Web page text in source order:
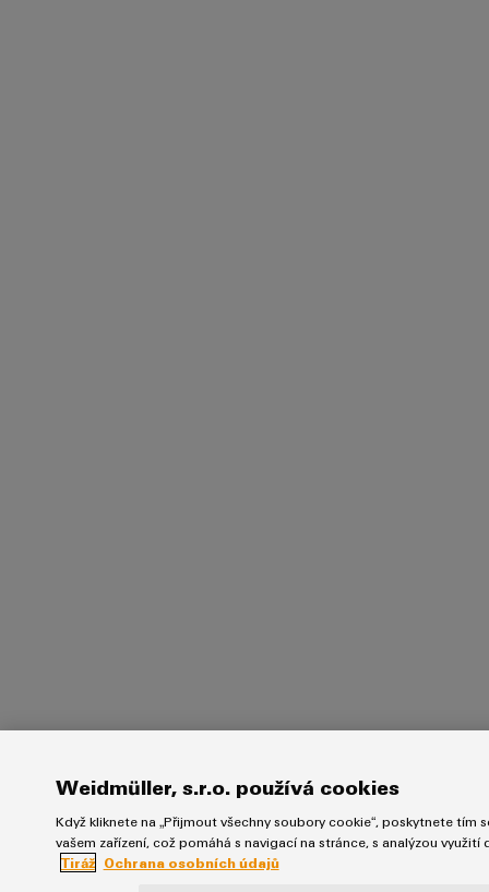
Weidmüller, s.r.o. používá cookies
Když kliknete na „Přijmout všechny soubory cookie“, poskytnete tím
vašem zařízení, což pomáhá s navigací na stránce, s analýzou využití
Tiráž Ochrana osobních údajů